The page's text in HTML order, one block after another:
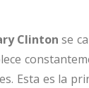
Clinton se
Esta es la